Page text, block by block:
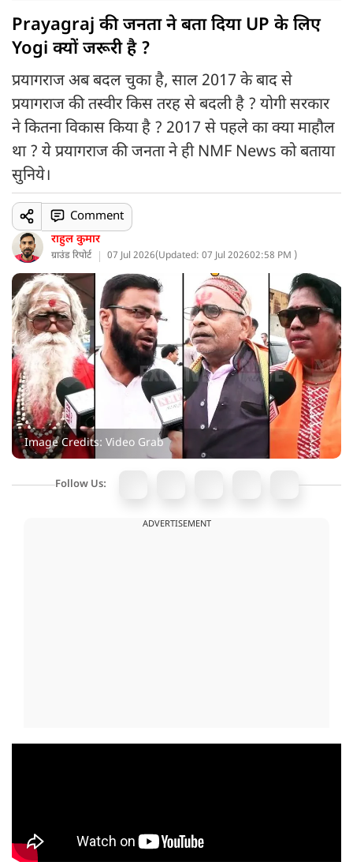
Prayagraj की जनता ने बता दिया UP के लिए
Yogi क्यों जरूरी है ?
प्रयागराज अब बदल चुका है, साल 2017 के बाद से
प्रयागराज की तस्वीर किस तरह से बदली है ? योगी सरकार
ने कितना विकास किया है ? 2017 से पहले का क्या माहौल
था ? ये प्रयागराज की जनता ने ही NMF News को बताया
सुनिये।
राहुल कुमार
ग्राउंड रिपोर्ट 07 Jul 2026(Updated: 07 Jul 202602:58 PM )
Comment
Image Credits: Video Grab
Follow Us:
ADVERTISEMENT